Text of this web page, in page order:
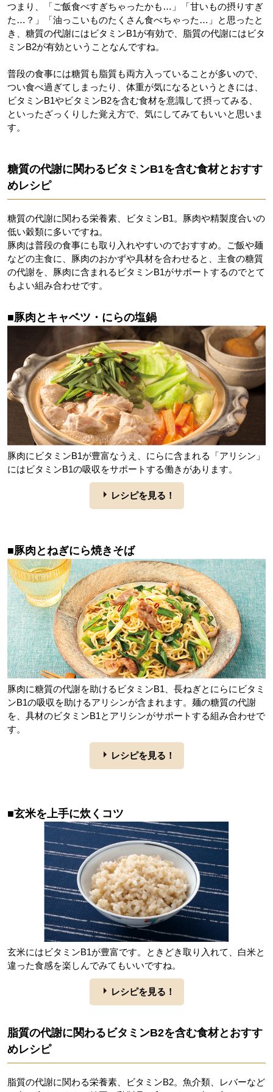
つまり、「ご飯食べすぎちゃったかも…」「甘いもの摂りすぎ
た…？」「油っこいものたくさん食べちゃった…」と思ったと
き、糖質の代謝にはビタミンB1が有効で、脂質の代謝にはビタ
ミンB2が有効ということなんですね。
普段の食事には糖質も脂質も両方入っていることが多いので、
つい食べ過ぎてしまったり、体重が気になるというときには、
ビタミンB1やビタミンB2を含む食材を意識して摂ってみる、
といったざっくりした覚え方で、気にしてみてもいいと思いま
す。
糖質の代謝に関わるビタミンB1を含む食材とおすす
めレシピ
糖質の代謝に関わる栄養素、ビタミンB1。豚肉や精製度合いの
低い穀類に多いですね。
豚肉は普段の食事にも取り入れやすいのでおすすめ。ご飯や麺
などの主食に、豚肉のおかずや具材を合わせると、主食の糖質
の代謝を、豚肉に含まれるビタミンB1がサポートするのでとて
もよい組み合わせです。
■豚肉とキャベツ・にらの塩鍋
豚肉にビタミンB1が豊富なうえ、にらに含まれる「アリシン」
にはビタミンB1の吸収をサポートする働きがあります。
レシピを見る！
■豚肉とねぎにら焼きそば
豚肉に糖質の代謝を助けるビタミンB1、長ねぎとにらにビタミ
ンB1の吸収を助けるアリシンが含まれます。麺の糖質の代謝
を、具材のビタミンB1とアリシンがサポートする組み合わせで
す。
レシピを見る！
■玄米を上手に炊くコツ
玄米にはビタミンB1が豊富です。ときどき取り入れて、白米と
違った食感を楽しんでみてもいいですね。
レシピを見る！
脂質の代謝に関わるビタミンB2を含む食材とおすす
めレシピ
脂質の代謝に関わる栄養素、ビタミンB2。魚介類、レバーなど